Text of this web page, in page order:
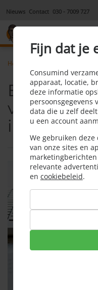
Nieuws Contact 030 - 7009 727
Home
Fijn dat je
Consumind
apparaat, locatie,
deze informatie
persoonsgegevens
data die u zelf
u een account
We gebruiken
van onze sites en
relevante
en cookiebeleid.